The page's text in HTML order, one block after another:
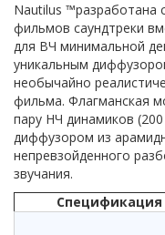
Nautilus ™разработана
фильмов саундтреки
для ВЧ минимальной
уникальным
необычайно
фильма. Флагманская
пару НЧ динамиков
диффузором из
непревзойденного
звучания.
Спецификация